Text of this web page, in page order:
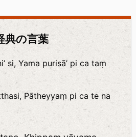
典の言葉
si, Yama purisā’ pi ca taṃ
Pātheyyaṃ pi ca te na